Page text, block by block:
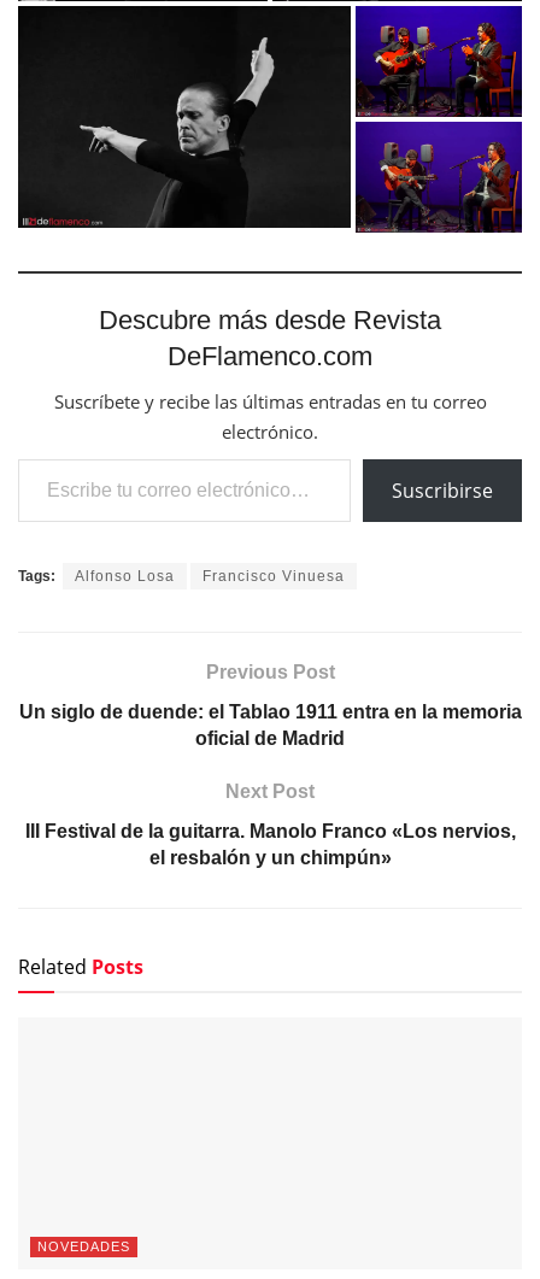
Descubre más desde Revista
DeFlamenco.com
Suscríbete y recibe las últimas entradas en tu correo
electrónico.
Escribe tu correo electrónico…
Suscribirse
Tags: Alfonso Losa Francisco Vinuesa
Previous Post
Un siglo de duende: el Tablao 1911 entra en la memoria
oficial de Madrid
Next Post
III Festival de la guitarra. Manolo Franco «Los nervios,
el resbalón y un chimpún»
Related Posts
NOVEDADES